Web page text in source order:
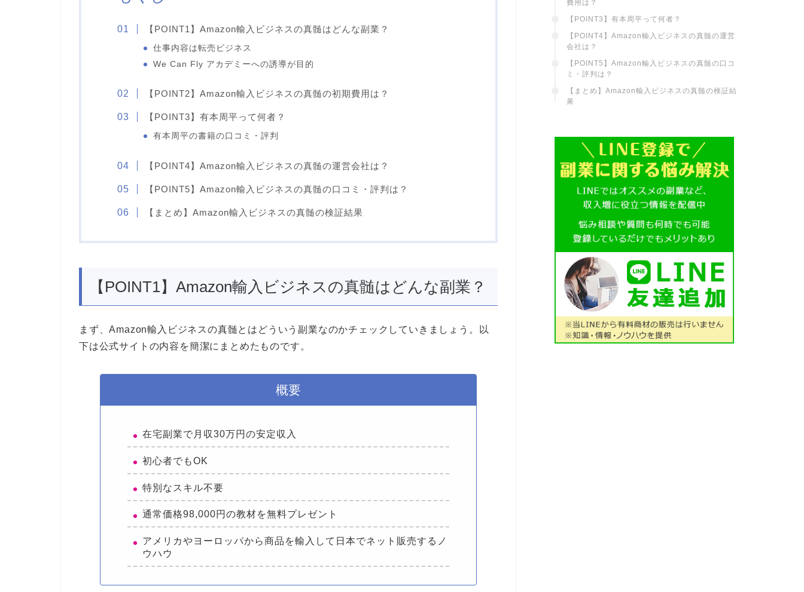
【POINT1】Amazon輸入ビジネスの真髄はどんな副業？
仕事内容は転売ビジネス
We Can Fly アカデミーへの誘導が目的
【POINT2】Amazon輸入ビジネスの真髄の初期費用は？
【POINT3】有本周平って何者？
有本周平の書籍の口コミ・評判
【POINT4】Amazon輸入ビジネスの真髄の運営会社は？
【POINT5】Amazon輸入ビジネスの真髄の口コミ・評判は？
【まとめ】Amazon輸入ビジネスの真髄の検証結果
【POINT1】Amazon輸入ビジネスの真髄はどんな副業？
まず、Amazon輸入ビジネスの真髄とはどういう副業なのかチェックしていきましょう。以
下は公式サイトの内容を簡潔にまとめたものです。
概要
在宅副業で月収30万円の安定収入
初心者でもOK
特別なスキル不要
通常価格98,000円の教材を無料プレゼント
アメリカやヨーロッパから商品を輸入して日本でネット販売するノ
ウハウ
費用は？
【POINT3】有本周平って何者？
【POINT4】Amazon輸入ビジネスの真髄の運営
会社は？
【POINT5】Amazon輸入ビジネスの真髄の口コ
ミ・評判は？
【まとめ】Amazon輸入ビジネスの真髄の検証結
果